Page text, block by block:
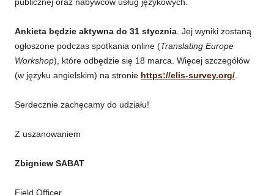
publicznej oraz nabywców usług językowych.
Ankieta będzie aktywna do 31 stycznia. Jej wyniki zostaną
ogłoszone podczas spotkania online (Translating Europe
Workshop), które odbędzie się 18 marca. Więcej szczegółów
(w języku angielskim) na stronie https://elis-survey.org/.
Serdecznie zachęcamy do udziału!
Z uszanowaniem
Zbigniew SABAT
Field Officer